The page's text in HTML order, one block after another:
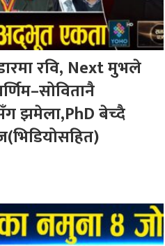
रवि, Next मुभले
झमेला,PhD बेच्दै